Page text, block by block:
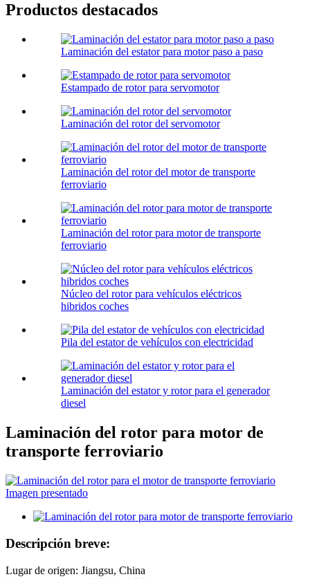
Productos destacados
Laminación del estator para motor paso a paso
Estampado de rotor para servomotor
Laminación del rotor del servomotor
Laminación del rotor del motor de transporte
ferroviario
Laminación del rotor para motor de transporte
ferroviario
Núcleo del rotor para vehículos eléctricos
hibridos coches
Pila del estator de vehículos con electricidad
Laminación del estator y rotor para el generador
diesel
Laminación del rotor para motor de
transporte ferroviario
Descripción breve:
Lugar de origen: Jiangsu, China